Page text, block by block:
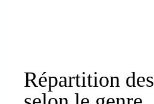
Répartition